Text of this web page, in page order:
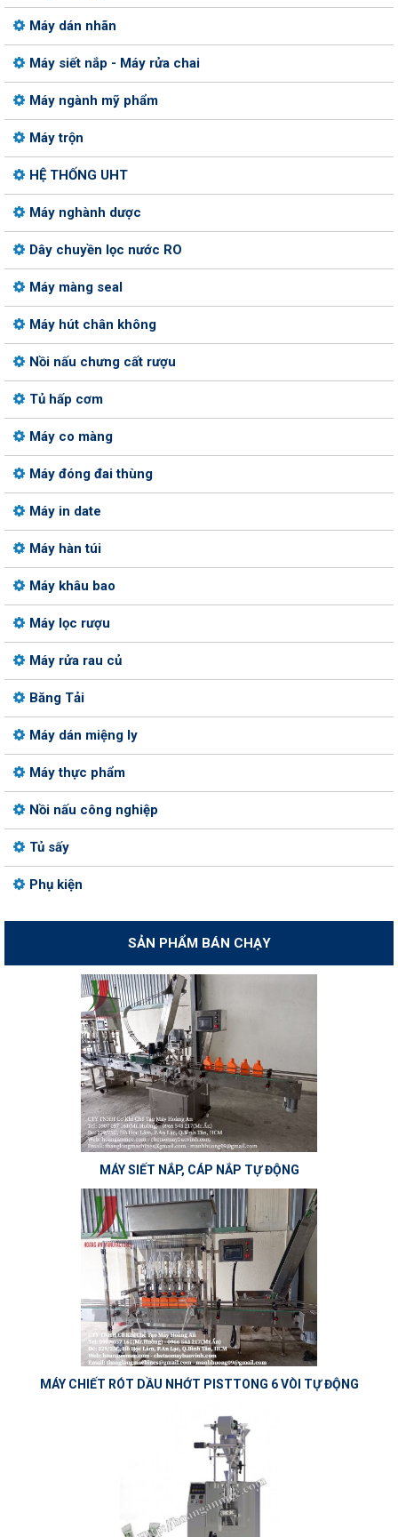
Máy dán nhãn
Máy siết nắp - Máy rửa chai
Máy ngành mỹ phẩm
Máy trộn
HỆ THỐNG UHT
Máy nghành dược
Dây chuyền lọc nước RO
Máy màng seal
Máy hút chân không
Nồi nấu chưng cất rượu
Tủ hấp cơm
Máy co màng
Máy đóng đai thùng
Máy in date
Máy hàn túi
Máy khâu bao
Máy lọc rượu
Máy rửa rau củ
Băng Tải
Máy dán miệng ly
Máy thực phẩm
Nồi nấu công nghiệp
Tủ sấy
Phụ kiện
SẢN PHẨM BÁN CHẠY
MÁY SIẾT NẮP, CÁP NẮP TỰ ĐỘNG
MÁY CHIẾT RÓT DẦU NHỚT PISTTONG 6 VÒI TỰ ĐỘNG